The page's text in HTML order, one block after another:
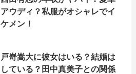
アウディ？私服がオシャレでイ
ケメン！
戸嵜嵩大に彼女はいる？結婚は
している？田中真美子との関係